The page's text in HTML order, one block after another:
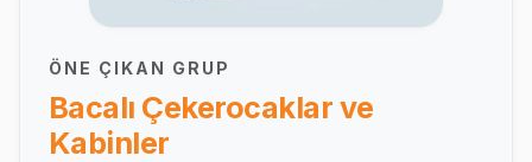
ÖNE ÇIKAN GRUP
Bacalı Çekerocaklar ve
Kabinler